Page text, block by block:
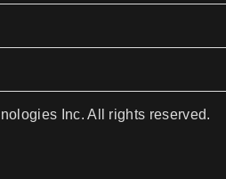
Inc. All rights reserved.